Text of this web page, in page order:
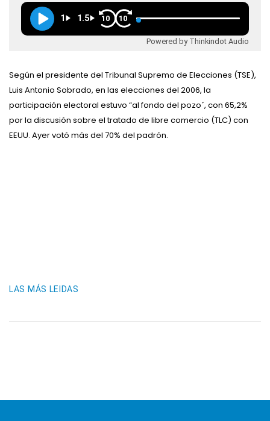
1 1.5 10 10
Powered by Thinkindot Audio
Según el presidente del Tribunal Supremo de Elecciones (TSE),
Luis Antonio Sobrado, en las elecciones del 2006, la
participación electoral estuvo “al fondo del pozo´, con 65,2%
por la discusión sobre el tratado de libre comercio (TLC) con
EEUU. Ayer votó más del 70% del padrón.
LAS MÁS LEIDAS